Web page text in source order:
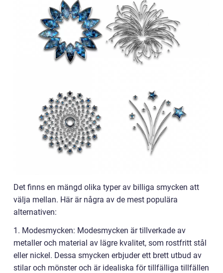
Det finns en mängd olika typer av billiga smycken att
välja mellan. Här är några av de mest populära
alternativen:
1. Modesmycken: Modesmycken är tillverkade av
metaller och material av lägre kvalitet, som rostfritt stål
eller nickel. Dessa smycken erbjuder ett brett utbud av
stilar och mönster och är idealiska för tillfälliga tillfällen